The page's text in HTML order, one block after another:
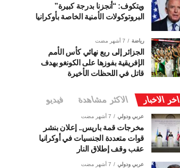
ويتكوف: “أنجزنا بدرجة كبيرة”
البروتوكولات الأمنية الخاصة بأوكرانيا
رياضة 7 أشهر مضت
الجزائر إلى ربع نهائي كأس الأمم
الإفريقية بفوزها على الكونغو بهدف
قاتل في اللحظات الأخيرة
اخر الاخبار الاكثر مشاهدة فيديو
عربي ودولي 7 أشهر مضت
مخرجات قمة باريس.. إعلان بنشر
قوات متعددة الجنسيات في أوكرانيا
عقب وقف إطلاق النار
عربي ودولي 7 أشهر مضت